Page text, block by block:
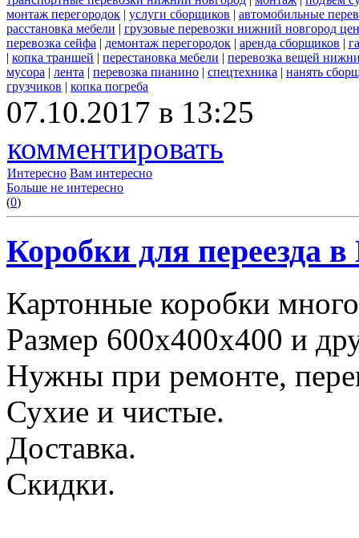
монтаж перегородок | услуги сборщиков | автомобильные
расстановка мебели | грузовые перевозки нижний новгород
перевозка сейфа | демонтаж перегородок | аренда сборщиков |
| копка траншей | перестановка мебели | перевозка вещей
мусора | лента | перевозка пианино | спецтехника | нанять
грузчиков | копка погреба
07.10.2017 в 13:25
комментировать
Интересно Вам интересно
Больше не интересно
(0)
Коробки для переезда
Картонные коробки
Размер 600х400х400 и
Нужны при ремонте,
Сухие и чистые.
Доставка.
Скидки.